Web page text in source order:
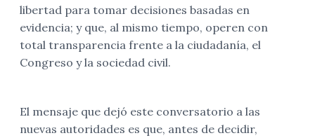
libertad para tomar decisiones basadas en
evidencia; y que, al mismo tiempo, operen con
total transparencia frente a la ciudadanía, el
Congreso y la sociedad civil.
El mensaje que dejó este conversatorio a las
nuevas autoridades es que, antes de decidir,